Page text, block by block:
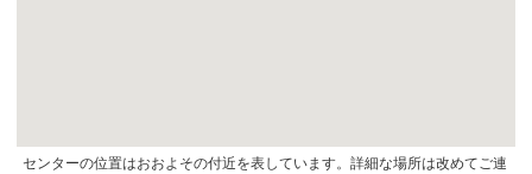
センターの位置はおおよその付近を表しています。詳細な場所は改めてご連